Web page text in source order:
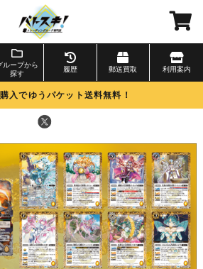
ループから
探す
履歴 郵送買取 利用案内
入でゆうパケット送料無料！